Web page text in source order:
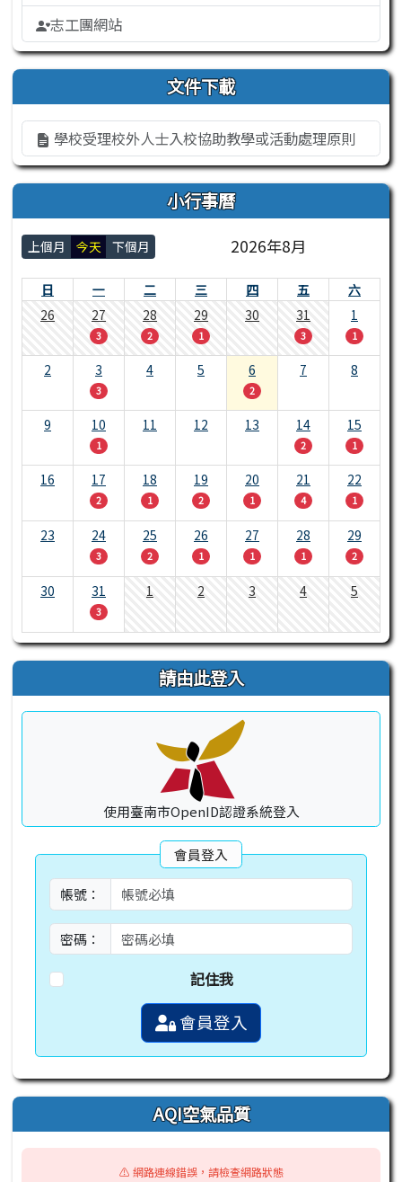
志工團網站
文件下載
學校受理校外人士入校協助教學或活動處理原則
小行事曆
上個月 今天 下個月 2026年8月
日 一 二 三 四 五
六
26
27
3
28
2
29
1
30 31
3
1
1
2 3
3
4 5 6
2
7 8
9 10
1
11 12 13 14
2
15
1
16 17
2
18
1
19
2
20
1
21
4
22
1
23 24
3
25
2
26
1
27
1
28
1
29
2
30 31
3
1 2 3 4 5
請由此登入
使用臺南市OpenID認證系統登入
會員登入
帳號：
密碼：
記住我
會員登入
AQI空氣品質
⚠️ 網路連線錯誤，請檢查網路狀態